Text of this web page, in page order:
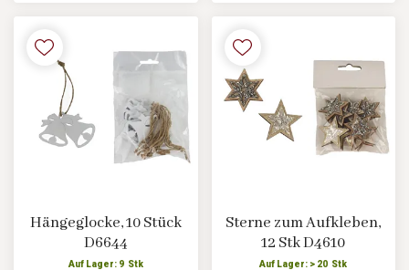
Hängeglocke, 10 Stück
D6644
Auf Lager: 9 Stk
Sterne zum Aufkleben,
12 Stk D4610
Auf Lager: > 20 Stk